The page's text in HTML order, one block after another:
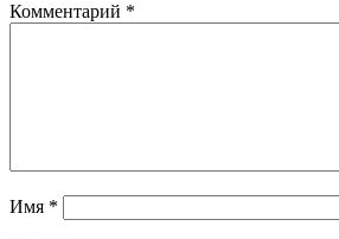
Комментарий *
Имя *